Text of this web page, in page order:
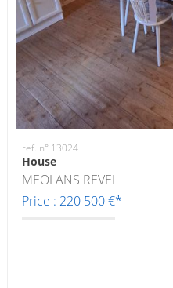
ref. n° 13024
House
MEOLANS REVEL
Price : 220 500 €*